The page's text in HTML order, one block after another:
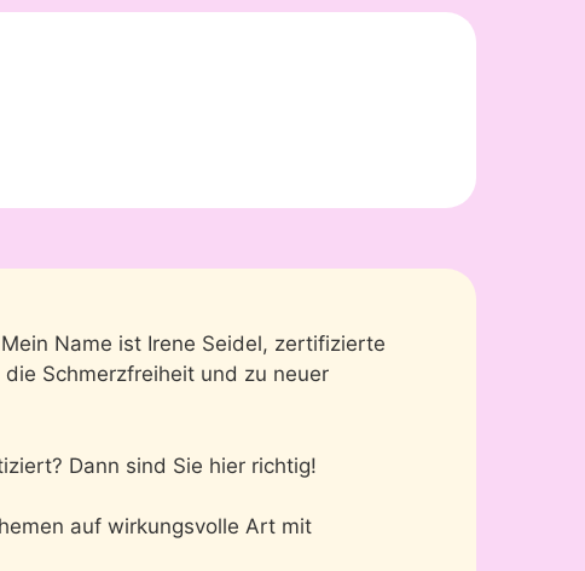
Name ist Irene Seidel, zertifizierte
Schmerzfreiheit und zu neuer
Dann sind Sie hier richtig!
auf wirkungsvolle Art mit